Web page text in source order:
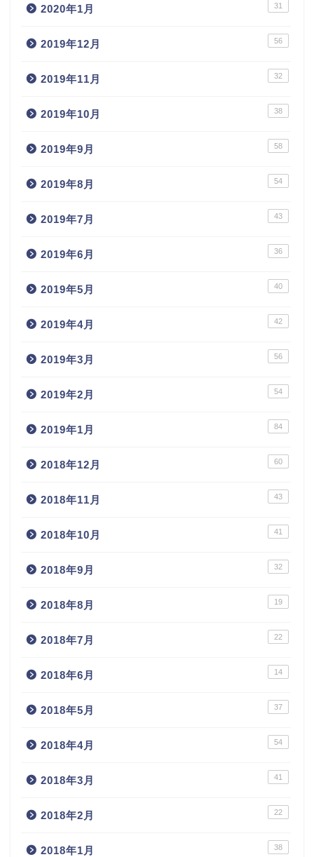
2020年1月 31
2019年12月 56
2019年11月 32
2019年10月 38
2019年9月 58
2019年8月 54
2019年7月 43
2019年6月 36
2019年5月 40
2019年4月 42
2019年3月 56
2019年2月 54
2019年1月 84
2018年12月 60
2018年11月 43
2018年10月 41
2018年9月 32
2018年8月 19
2018年7月 22
2018年6月 14
2018年5月 37
2018年4月 54
2018年3月 41
2018年2月 22
2018年1月 38